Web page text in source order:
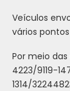
Veículos
vários
Por meio
4223/9119-
1314/